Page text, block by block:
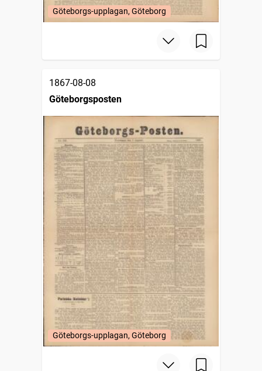
Göteborgs-upplagan, Göteborg
1867-08-08
Göteborgsposten
Göteborgs-upplagan, Göteborg